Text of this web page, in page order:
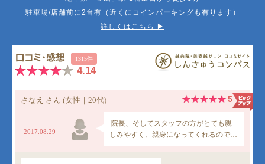
駐車場/店舗前に2台有（近くにコインパーキングも有ります）
詳しくはこちら ▶︎